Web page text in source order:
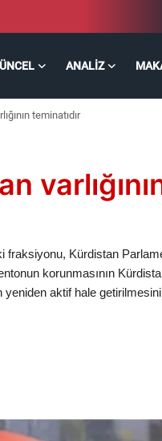
ANALIZ
teminatıdır
fraksiyonu, Kürdistan
korunmasının
yeniden aktif hale